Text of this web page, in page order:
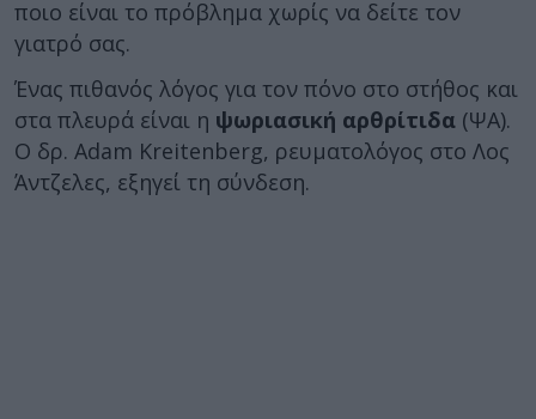
ποιο είναι το πρόβλημα χωρίς να δείτε τον
γιατρό σας.
Ένας πιθανός λόγος για τον πόνο στο στήθος και
στα πλευρά είναι η ψωριασική αρθρίτιδα (ΨΑ).
Ο δρ. Adam Kreitenberg, ρευματολόγος στο Λος
Άντζελες, εξηγεί τη σύνδεση.